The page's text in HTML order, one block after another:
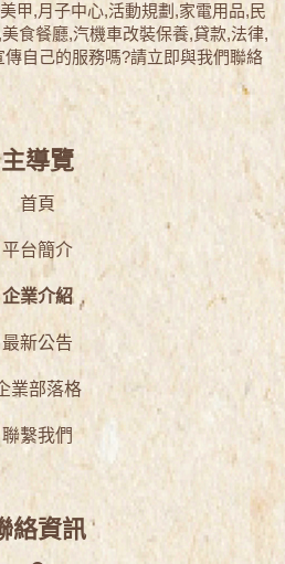
甲,月子中心,活動規劃,家電用品,民
食餐廳,汽機車改裝保養,貸款,法律,
自己的服務嗎?請立即與我們聯絡
主導覽
首頁
平台簡介
企業介紹
最新公告
業部落格
聯繫我們
絡資訊